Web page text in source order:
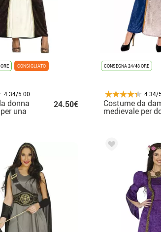
CONSIGLIATO
4.34/5.00
donna
una
24.50€
CONSEGNA 24/48 ORE
4.34/
Costume da
medievale per